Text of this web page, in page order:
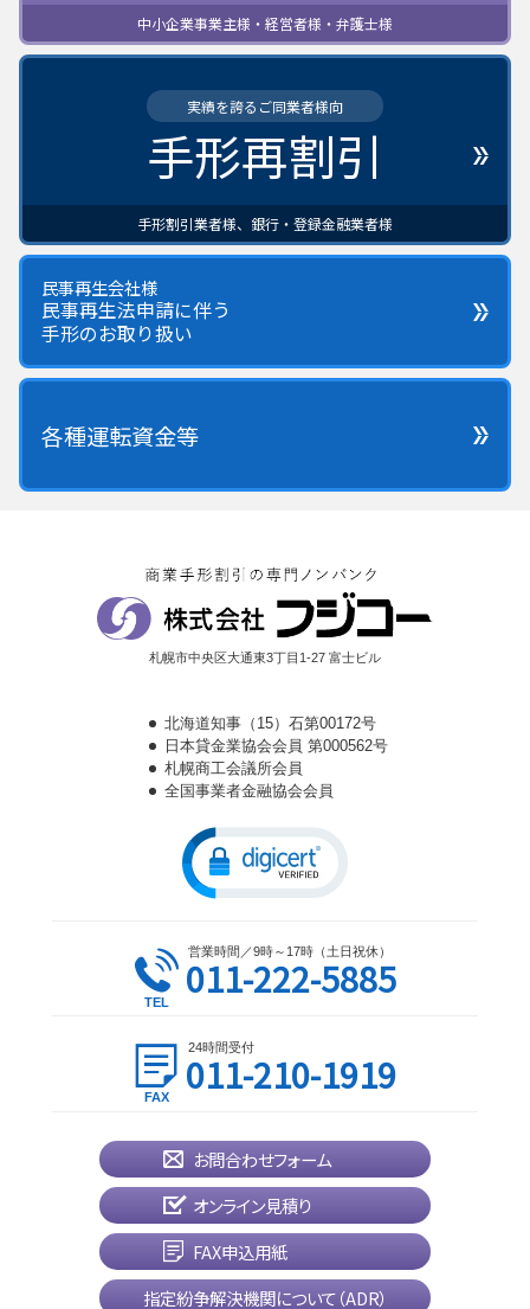
中小企業事業主様・経営者様・弁護士様
実績を誇るご同業者様向
手形再割引
手形割引業者様、銀行・登録金融業者様
民事再生会社様
民事再生法申請に伴う
手形のお取り扱い
各種運転資金等
札幌市中央区大通東3丁目1-27 富士ビル
北海道知事（15）石第00172号
日本貸金業協会会員 第000562号
札幌商工会議所会員
全国事業者金融協会会員
営業時間／9時～17時（土日祝休）
011-222-5885
24時間受付
011-210-1919
お問合わせフォーム
オンライン見積り
FAX申込用紙
指定紛争解決機関について（ADR）